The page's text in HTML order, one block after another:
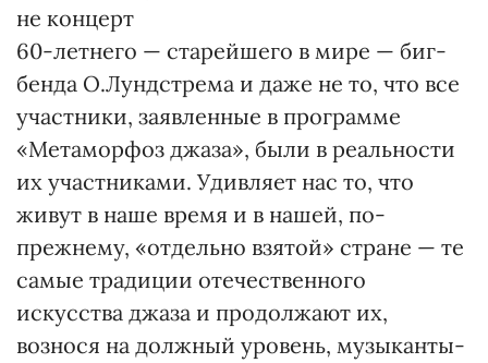
не концерт
60-летнего — старейшего в мире — биг-
бенда О.Лундстрема и даже не то, что все
участники, заявленные в программе
«Метаморфоз джаза», были в реальности
их участниками. Удивляет нас то, что
живут в наше время и в нашей, по-
прежнему, «отдельно взятой» стране — те
самые традиции отечественного
искусства джаза и продолжают их,
вознося на должный уровень, музыканты-